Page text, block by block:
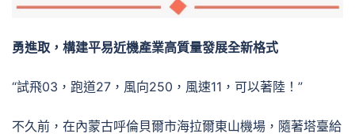
勇進取，構建平易近機產業高質量發展全新格式
“試飛03，跑道27，風向250，風速11，可以著陸！”
不久前，在內蒙古呼倫貝爾市海拉爾東山機場，隨著塔臺給